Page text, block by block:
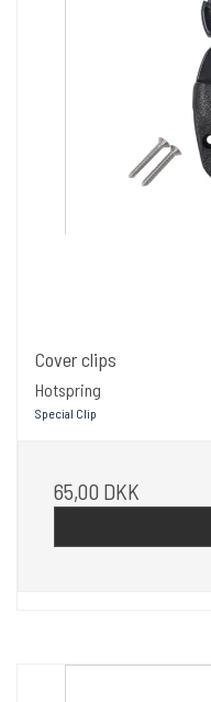
Cover clips
Hotspring
Special Clip
65,00 DKK